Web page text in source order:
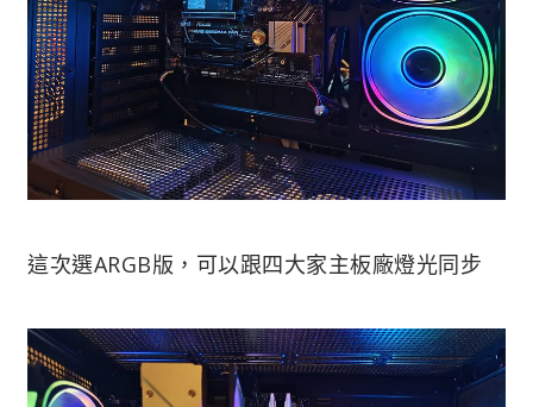
這次選ARGB版，可以跟四大家主板廠燈光同步